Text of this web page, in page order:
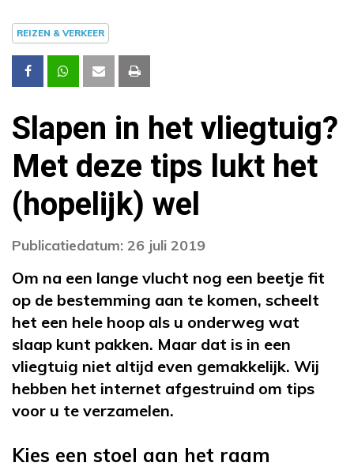
REIZEN & VERKEER
Slapen in het vliegtuig?
Met deze tips lukt het
(hopelijk) wel
Publicatiedatum: 26 juli 2019
Om na een lange vlucht nog een beetje fit
op de bestemming aan te komen, scheelt
het een hele hoop als u onderweg wat
slaap kunt pakken. Maar dat is in een
vliegtuig niet altijd even gemakkelijk. Wij
hebben het internet afgestruind om tips
voor u te verzamelen.
Kies een stoel aan het raam